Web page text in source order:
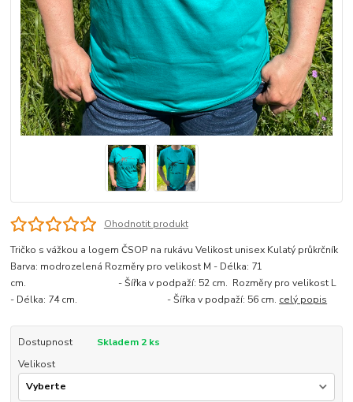
Ohodnotit produkt
Tričko s vážkou a logem ČSOP na rukávu Velikost unisex Kulatý průkrčník
Barva: modrozelená Rozměry pro velikost M - Délka: 71
cm. - Šířka v podpaží: 52 cm. Rozměry pro velikost L
- Délka: 74 cm. - Šířka v podpaží: 56 cm. celý popis
Dostupnost
Skladem 2 ks
Velikost